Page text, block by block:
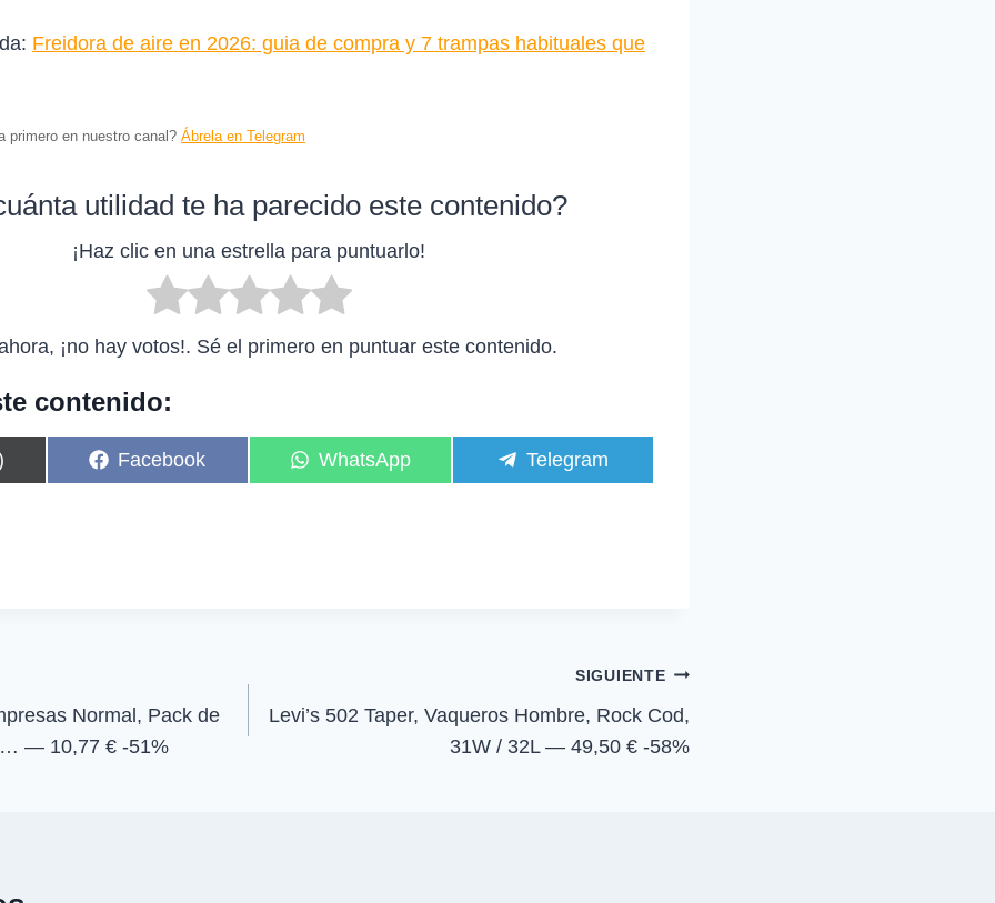
Freidora de aire en 2026: guia de compra y 7 trampas habituales que
primero en nuestro canal? Ábrela en Telegram
utilidad te ha parecido este contenido?
¡Haz clic en una estrella para puntuarlo!
¡no hay votos!. Sé el primero en puntuar este contenido.
contenido:
C
o
Facebook
C
o
WhatsApp
C
o
Telegram
Normal, Pack de
— 10,77 € -51%
SIGUIENTE
Levi’s 502 Taper, Vaqueros Hombre, Rock Cod,
31W / 32L — 49,50 € -58%